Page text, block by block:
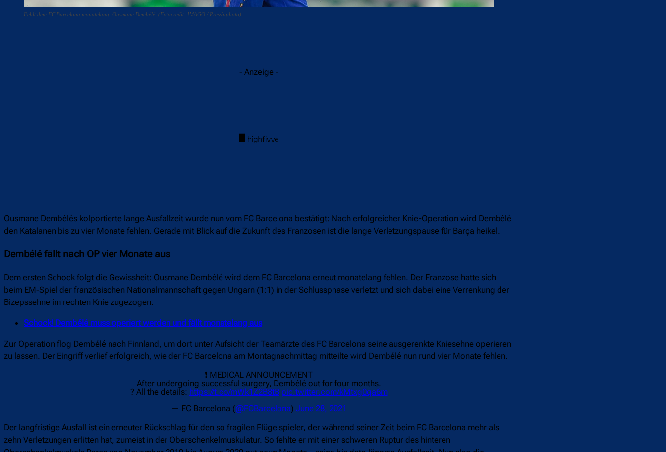
Fehlt dem FC Barcelona monatelang: Ousmane Dembélé. (Fotocredit: IMAGO / Pressinphoto)
- Anzeige -
Ousmane Dembélés kolportierte lange Ausfallzeit wurde nun vom FC Barcelona bestätigt: Nach erfolgreicher Knie-Operation wird Dembélé
den Katalanen bis zu vier Monate fehlen. Gerade mit Blick auf die Zukunft des Franzosen ist die lange Verletzungspause für Barça heikel.
Dembélé fällt nach OP vier Monate aus
Dem ersten Schock folgt die Gewissheit: Ousmane Dembélé wird dem FC Barcelona erneut monatelang fehlen. Der Franzose hatte sich
beim EM-Spiel der französischen Nationalmannschaft gegen Ungarn (1:1) in der Schlussphase verletzt und sich dabei eine Verrenkung der
Bizepssehne im rechten Knie zugezogen.
Schock! Dembélé muss operiert werden und fällt monatelang aus
Zur Operation flog Dembélé nach Finnland, um dort unter Aufsicht der Teamärzte des FC Barcelona seine ausgerenkte Kniesehne operieren
zu lassen. Der Eingriff verlief erfolgreich, wie der FC Barcelona am Montagnachmittag mitteilte wird Dembélé nun rund vier Monate fehlen.
❗ MEDICAL ANNOUNCEMENT
After undergoing successful surgery, Dembélé out for four months.
? All the details: https://t.co/mWk1Z2B8tB pic.twitter.com/kMtxg0qa6m
— FC Barcelona (@FCBarcelona) June 28, 2021
Der langfristige Ausfall ist ein erneuter Rückschlag für den so fragilen Flügelspieler, der während seiner Zeit beim FC Barcelona mehr als
zehn Verletzungen erlitten hat, zumeist in der Oberschenkelmuskulatur. So fehlte er mit einer schweren Ruptur des hinteren